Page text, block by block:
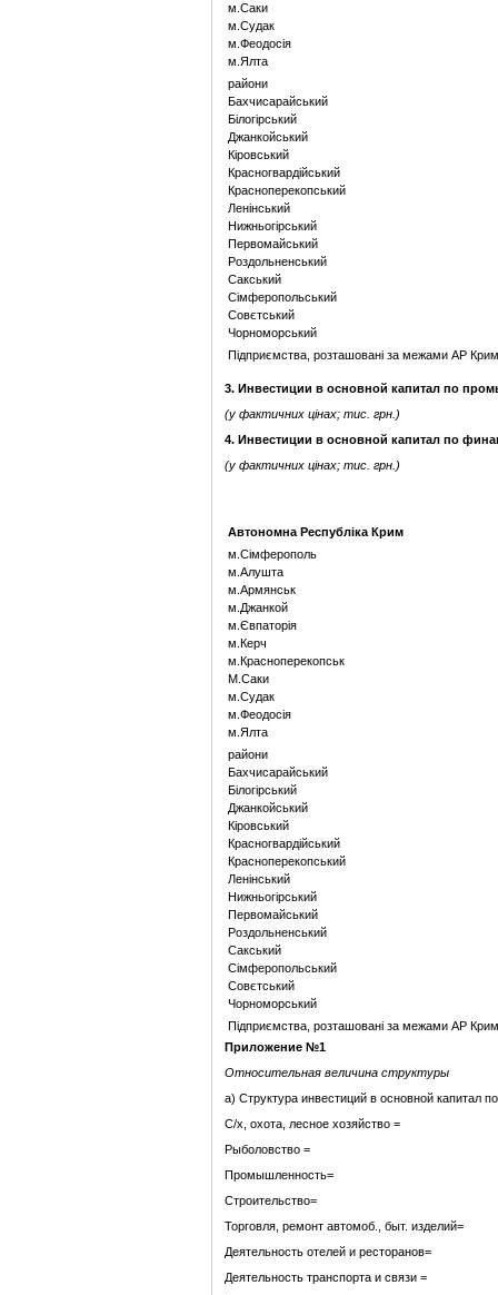
м.Саки
м.Судак
м.Феодосія
м.Ялта
райони
Бахчисарайський
Білогірський
Джанкойський
Кіровський
Красногвардійський
Красноперекопський
Ленінський
Нижньогірський
Первомайський
Роздольненський
Сакський
Сімферопольський
Совєтський
Чорноморський
Підприємства, розташовані за межами АР Крим
3. Инвестиции в основной капитал по
(у фактичних цінах; тис. грн.)
4. Инвестиции в основной капитал по
(у фактичних цінах; тис. грн.)
Автономна Республіка Крим
м.Сімферополь
м.Алушта
м.Армянськ
м.Джанкой
м.Євпаторія
м.Керч
м.Красноперекопськ
М.Саки
м.Судак
м.Феодосія
м.Ялта
райони
Бахчисарайський
Білогірський
Джанкойський
Кіровський
Красногвардійський
Красноперекопський
Ленінський
Нижньогірський
Первомайський
Роздольненський
Сакський
Сімферопольський
Совєтський
Чорноморський
Підприємства, розташовані за межами АР Крим
Приложение №1
Относительная величина структуры
a) Структура инвестиций в основной капитал
С/х, охота, лесное хозяйство =
Рыболовство =
Промышленность=
Строительство=
Торговля, ремонт автомоб., быт. изделий=
Деятельность отелей и ресторанов=
Деятельность транспорта и связи =